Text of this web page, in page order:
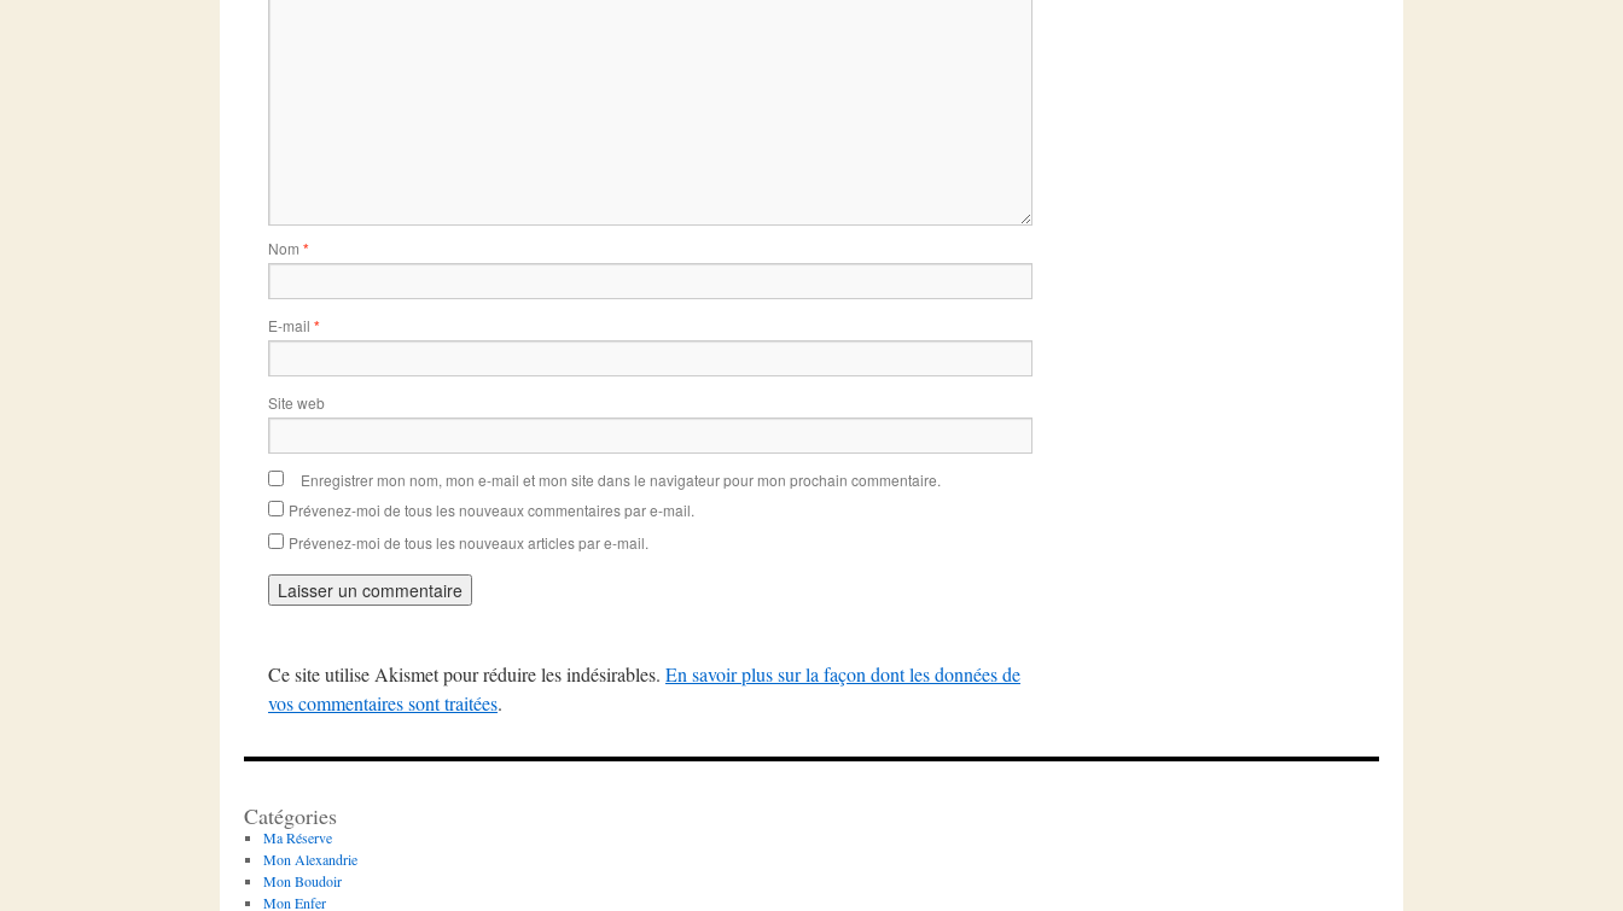
Nom *
E-mail *
Site web
Enregistrer mon nom, mon e-mail et mon site dans le navigateur pour mon prochain commentaire.
Prévenez-moi de tous les nouveaux commentaires par e-mail.
Prévenez-moi de tous les nouveaux articles par e-mail.
Ce site utilise Akismet pour réduire les indésirables. En savoir plus sur la façon dont les données de
vos commentaires sont traitées.
Catégories
Ma Réserve
Mon Alexandrie
Mon Boudoir
Mon Enfer